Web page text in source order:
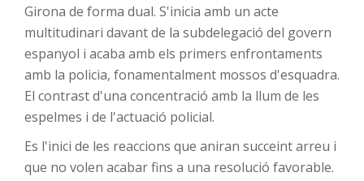
Girona de forma dual. S'inicia amb un acte
multitudinari davant de la subdelegació del govern
espanyol i acaba amb els primers enfrontaments
amb la policia, fonamentalment mossos d'esquadra.
El contrast d'una concentració amb la llum de les
espelmes i de l'actuació policial.
Es l'inici de les reaccions que aniran succeint arreu i
que no volen acabar fins a una resolució favorable.